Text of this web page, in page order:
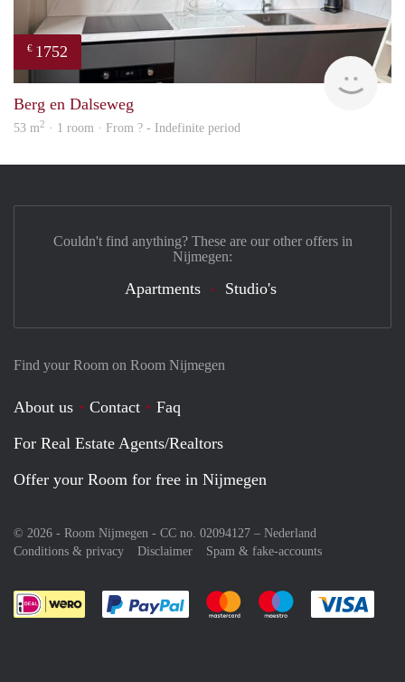
€ 1752
Next
Berg en Dalseweg
53 m2 · 1 room · From ? - Indefinite period
Find your Room on Room Nijmegen
About us Contact
Faq
For Real Estate Agents/Realtors
Offer your Room for free in Nijmegen
© 2026 - Room Nijmegen - CC no. 02094127 – Nederland
Conditions & privacy
Disclaimer Spam & fake-accounts
Pay easily with :payment method
Pay easily with :payment
Pay easily with
Couldn't find anything? These are our other offers in
Nijmegen:
Apartments Studio's